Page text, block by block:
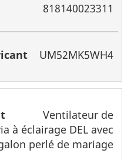
818140023311
UM52MK5WH4
Ventilateur de
à éclairage DEL avec
perlé de mariage